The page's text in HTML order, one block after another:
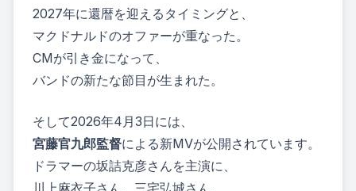
2027年に還暦を迎えるタイミングと、
マクドナルドのオファーが重なった。
CMが引き金になって、
バンドの新たな節目が生まれた。
そして2026年4月3日には、
宮藤官九郎監督による新MVが公開されています。
ドラマーの坂詰克彦さんを主演に、
川上麻衣子さん、三宅弘城さん、